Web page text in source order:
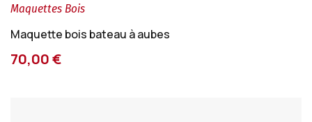
Maquettes Bois
Maquette bois bateau à aubes
70,00 €